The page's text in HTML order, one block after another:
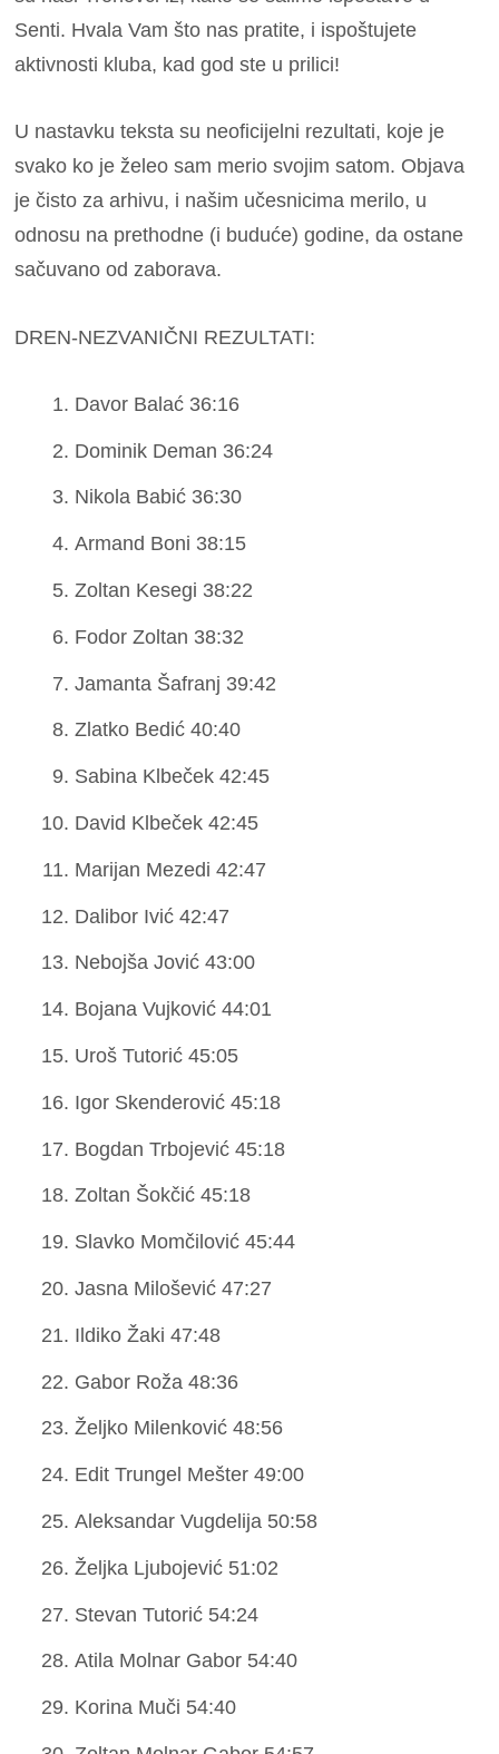
Senti. Hvala Vam što nas pratite, i ispoštujete
aktivnosti kluba, kad god ste u prilici!
U nastavku teksta su neoficijelni rezultati, koje je
svako ko je želeo sam merio svojim satom. Objava
je čisto za arhivu, i našim učesnicima merilo, u
odnosu na prethodne (i buduće) godine, da ostane
sačuvano od zaborava.
DREN-NEZVANIČNI REZULTATI:
Davor Balać 36:16
Dominik Deman 36:24
Nikola Babić 36:30
Armand Boni 38:15
Zoltan Kesegi 38:22
Fodor Zoltan 38:32
Jamanta Šafranj 39:42
Zlatko Bedić 40:40
Sabina Klbeček 42:45
David Klbeček 42:45
Marijan Mezedi 42:47
Dalibor Ivić 42:47
Nebojša Jović 43:00
Bojana Vujković 44:01
Uroš Tutorić 45:05
Igor Skenderović 45:18
Bogdan Trbojević 45:18
Zoltan Šokčić 45:18
Slavko Momčilović 45:44
Jasna Milošević 47:27
Ildiko Žaki 47:48
Gabor Roža 48:36
Željko Milenković 48:56
Edit Trungel Mešter 49:00
Aleksandar Vugdelija 50:58
Željka Ljubojević 51:02
Stevan Tutorić 54:24
Atila Molnar Gabor 54:40
Korina Muči 54:40